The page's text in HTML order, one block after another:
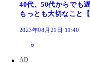
40代、50代からでも
もっとも大切なこと
2023年08月21日 11:40